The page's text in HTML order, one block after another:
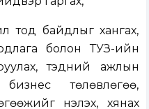
тод байдлыг хангах,
болон ТУЗ-ийн
тэдний ажлын
төлөвлөгөө,
үнэлэх, хянах